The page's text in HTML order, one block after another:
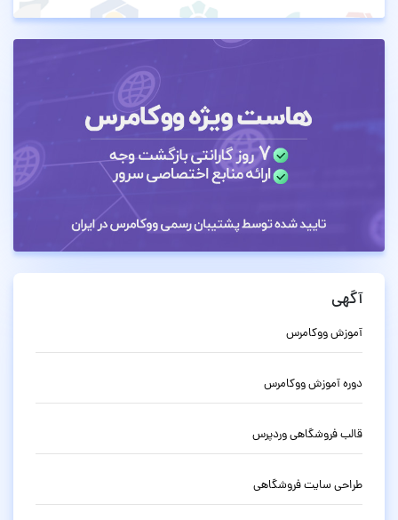
آگهی
آموزش ووکامرس
دوره آموزش ووکامرس
قالب فروشگاهی وردپرس
طراحی سایت فروشگاهی